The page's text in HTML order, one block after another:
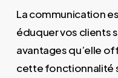
La communication
éduquer vos clients
avantages qu’elle
cette fonctionnalité